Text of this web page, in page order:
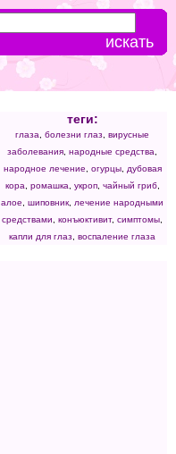
теги:
глаза болезни глаз вирусные
заболевания народные средства
народное лечение
огурцы,
дубовая
кора
ромашка укроп, чайный гриб,
алое
шиповник
лечение народными
средствами
конъюктивит, симптомы
капли для глаз воспаление глаза